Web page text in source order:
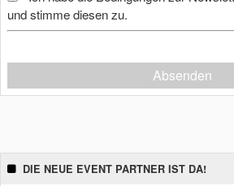
und stimme diesen zu.
Absenden
DIE NEUE EVENT PARTNER IST DA!